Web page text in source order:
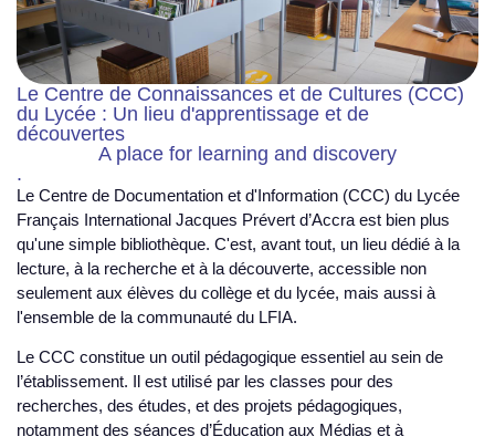
Le Centre de Connaissances et de Cultures (CCC)
du Lycée : Un lieu d'apprentissage et de
découvertes
A place for learning and discovery
.
Le Centre de Documentation et d'Information (CCC) du Lycée
Français International Jacques Prévert d’Accra est bien plus
qu'une simple bibliothèque. C'est, avant tout, un lieu dédié à la
lecture, à la recherche et à la découverte, accessible non
seulement aux élèves du collège et du lycée, mais aussi à
l'ensemble de la communauté du LFIA.
Le CCC constitue un outil pédagogique essentiel au sein de
l’établissement. Il est utilisé par les classes pour des
recherches, des études, et des projets pédagogiques,
notamment des séances d’Éducation aux Médias et à